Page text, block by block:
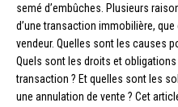
semé d’embûches. Plusieurs
d’une transaction immobilière,
vendeur. Quelles sont les causes
Quels sont les droits et
transaction ? Et quelles sont les
une annulation de vente ? Cet